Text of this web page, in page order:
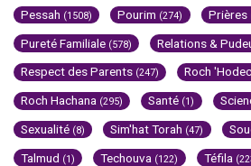
Pessah (1508) Pourim (274) Prières
Pureté Familiale (578) Relations &
Respect des Parents (247) Roch
Roch Hachana (295) Santé (1)
Sexualité (8) Sim'hat Torah (47)
Talmud (1) Techouva (122) Téfila